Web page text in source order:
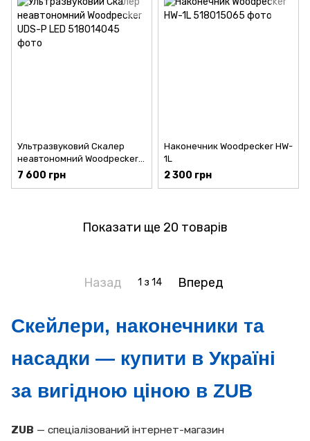
Ультразвуковий Скалер
неавтономний Woodpecker
UDS-P LED
7 600 грн
Наконечник Woodpecker HW-
1L
2 300 грн
Показати ще 20 товарів
Назад 1 з 14 Вперед
Скейлери, наконечники та
насадки — купити в Україні
за вигідною ціною в ZUB
ZUB — спеціалізований інтернет-магазин